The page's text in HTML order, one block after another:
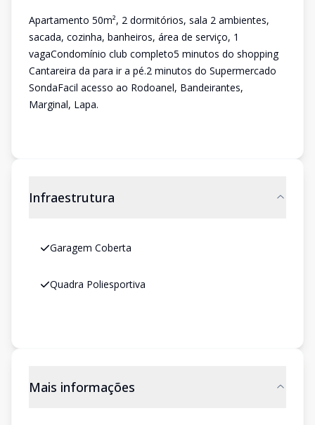
Apartamento 50m², 2 dormitórios, sala 2 ambientes,
sacada, cozinha, banheiros, área de serviço, 1
vagaCondomínio club completo5 minutos do shopping
Cantareira da para ir a pé.2 minutos do Supermercado
SondaFacil acesso ao Rodoanel, Bandeirantes,
Marginal, Lapa.
Infraestrutura
Garagem Coberta
Quadra Poliesportiva
Mais informações